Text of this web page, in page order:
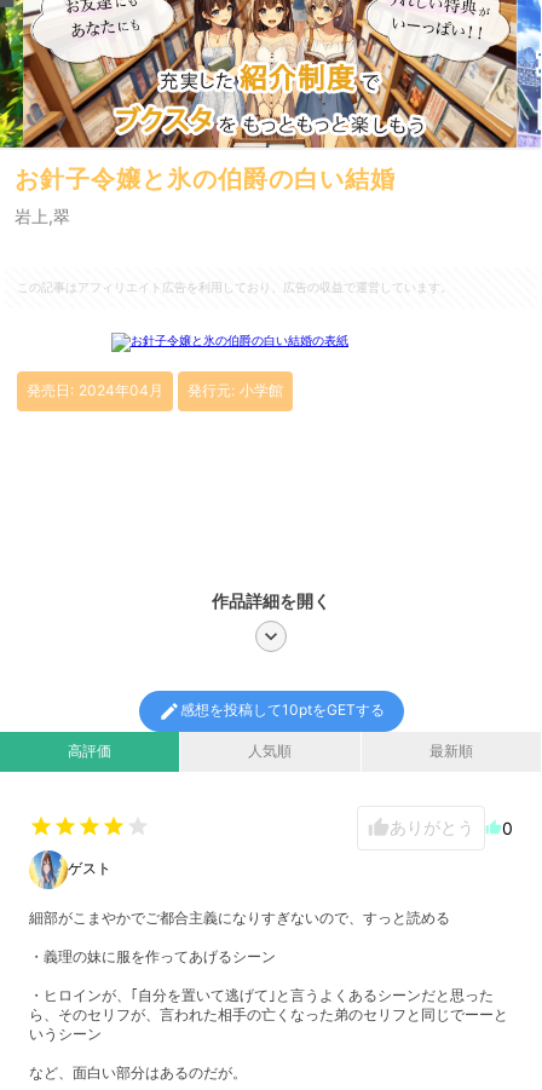
お針子令嬢と氷の伯爵の白い結婚
岩上,翠
この記事はアフィリエイト広告を利用しており、広告の収益で運営しています。
作品詳細を開く
chevron_right
発売日: 2024年04月 発行元: 小学館
高評価 人気順 最新順
edit感想を投稿して10ptをGETする
star star star star star thumb_upありがとう thumb_up0
ゲスト
細部がこまやかでご都合主義になりすぎないので、すっと読める
・義理の妹に服を作ってあげるシーン
・ヒロインが、｢自分を置いて逃げて｣と言うよくあるシーンだと思った
ら、そのセリフが、言われた相手の亡くなった弟のセリフと同じでーーと
いうシーン
など、面白い部分はあるのだが。